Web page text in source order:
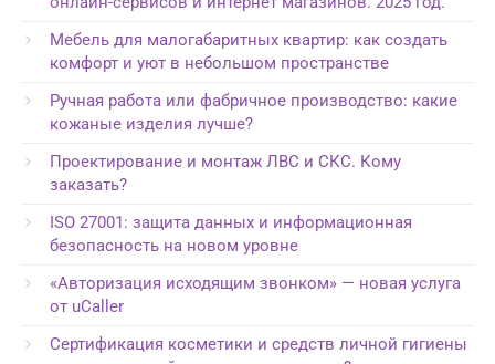
Мебель для малогабаритных квартир: как создать
комфорт и уют в небольшом пространстве
Ручная работа или фабричное производство: какие
кожаные изделия лучше?
Проектирование и монтаж ЛВС и СКС. Кому
заказать?
ISO 27001: защита данных и информационная
безопасность на новом уровне
«Авторизация исходящим звонком» — новая услуга
от uCaller
Сертификация косметики и средств личной гигиены